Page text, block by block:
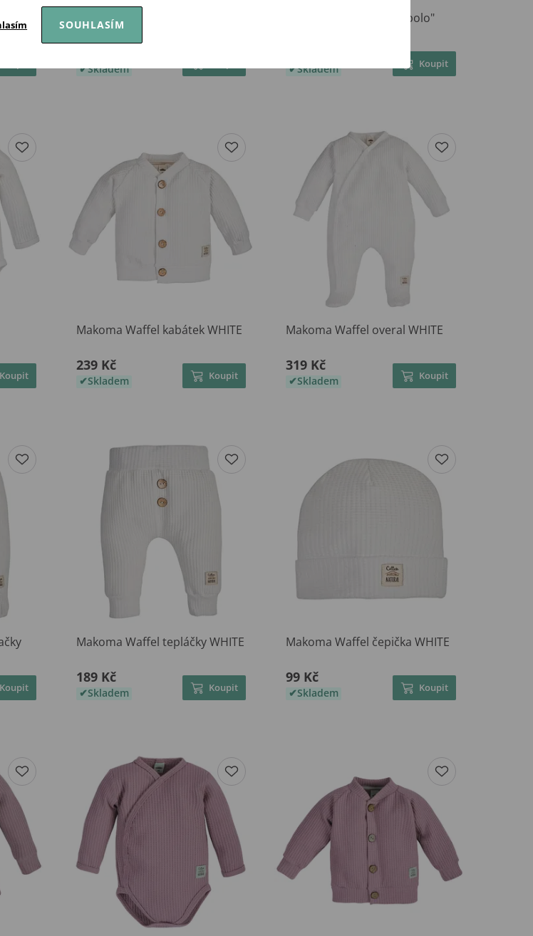
Makoma Mušelínový overal bez
ťapek BÍLÝ
Skladem
Makoma Waffel body "polo"
Skladem Koupit
Koupit
Makoma Waffel kabátek WHITE
239 Kč
Skladem Koupit
Makoma Waffel overal WHITE
319 Kč
Skladem Koupit
Koupit
Makoma Waffel tepláčky WHITE
189 Kč
Skladem Koupit
Makoma Waffel čepička WHITE
99 Kč
Skladem Koupit
SOUHLASÍM